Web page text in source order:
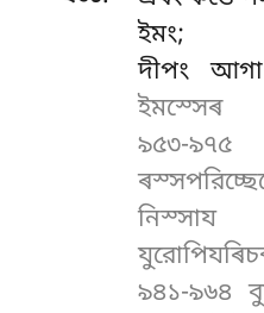
ইমং;
দীপং
ইমস্সেৰ
৯৫৩-
৯৪১-৯৬৪